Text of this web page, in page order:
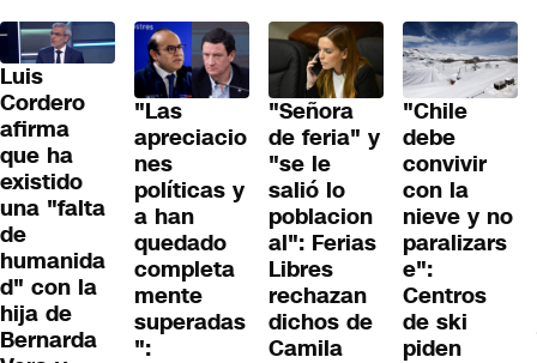
Luis
Cordero
afirma
que ha
existido
una "falta
de
humanida
d" con la
hija de
Bernarda
"Las
apreciacio
nes
políticas y
a han
quedado
completa
mente
superadas
":
"Señora
de feria" y
"se le
salió lo
poblacion
al": Ferias
Libres
rechazan
dichos de
Camila
"Chile
debe
convivir
con la
nieve y no
paralizars
e":
Centros
de ski
piden